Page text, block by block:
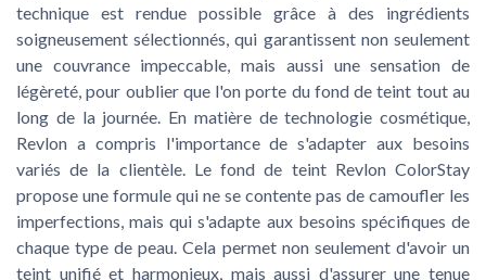
technique est rendue possible grâce à des ingrédients
soigneusement sélectionnés, qui garantissent non seulement
une couvrance impeccable, mais aussi une sensation de
légèreté, pour oublier que l'on porte du fond de teint tout au
long de la journée. En matière de technologie cosmétique,
Revlon a compris l'importance de s'adapter aux besoins
variés de la clientèle. Le fond de teint Revlon ColorStay
propose une formule qui ne se contente pas de camoufler les
imperfections, mais qui s'adapte aux besoins spécifiques de
chaque type de peau. Cela permet non seulement d'avoir un
teint unifié et harmonieux, mais aussi d'assurer une tenue